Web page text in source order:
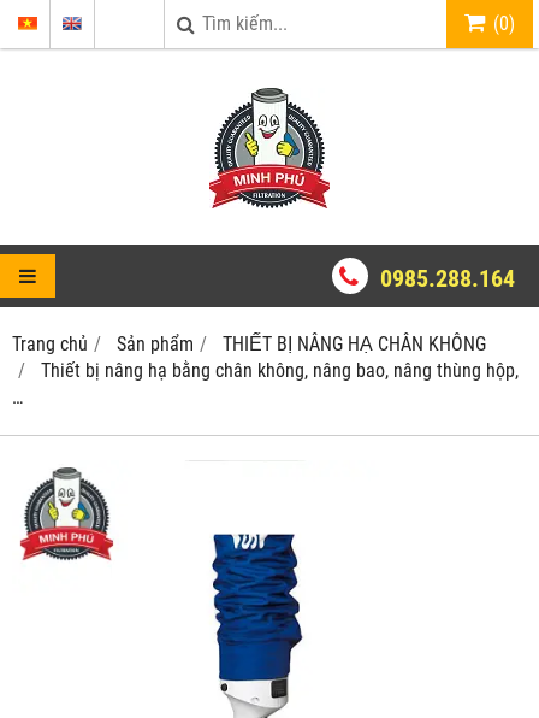
(0)
0985.288.164
Trang chủ Sản phẩm
THIẾT BỊ NÂNG HẠ CHÂN KHÔNG
Thiết bị nâng hạ bằng chân không, nâng bao, nâng thùng hộp,
…